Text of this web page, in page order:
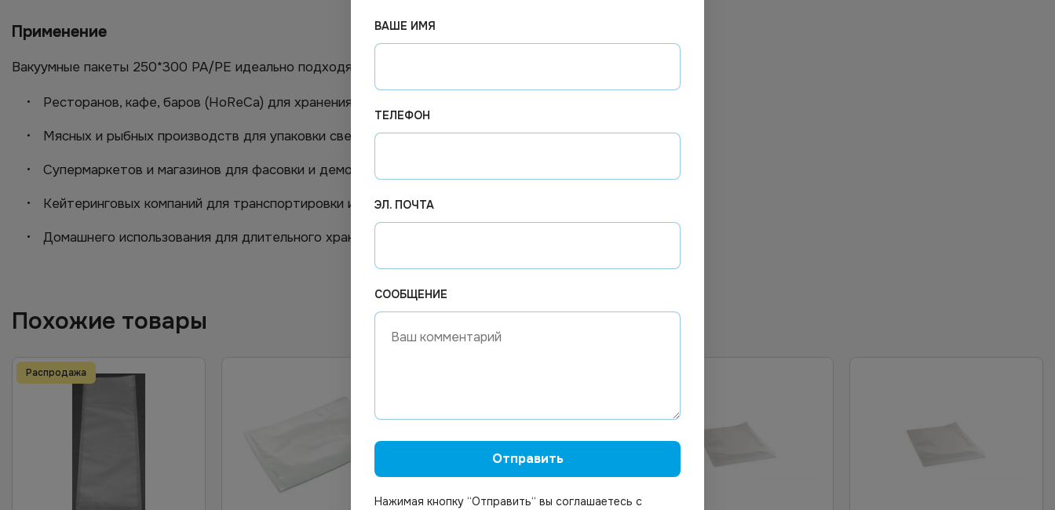
Применение
Вакуумные пакеты 250*300 PA/PE идеально подходят для:
Ресторанов, кафе, баров (HoReCa) для хранения продуктов, заготовок и готовых блюд.
Мясных и рыбных производств для упаковки свежей и замороженной продукции.
Супермаркетов и магазинов для фасовки и демонстрации товаров.
Кейтеринговых компаний для транспортировки и хранения продуктов.
Домашнего использования для длительного хранения продуктов и экономии бюджета.
Похожие товары
Распродажа
ВАШЕ ИМЯ
ТЕЛЕФОН
ЭЛ. ПОЧТА
СООБЩЕНИЕ
Отправить
Нажимая кнопку “Отправить“ вы соглашаетесь с